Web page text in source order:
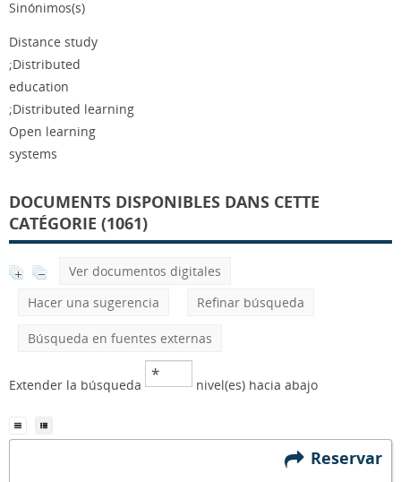
Sinónimos(s)
Distance study
;Distributed
education
;Distributed learning
Open learning
systems
DOCUMENTS DISPONIBLES DANS CETTE
CATÉGORIE (1061)
Ver documentos digitales
Hacer una sugerencia
Refinar búsqueda
Búsqueda en fuentes externas
Extender la búsqueda nivel(es) hacia abajo
Reservar